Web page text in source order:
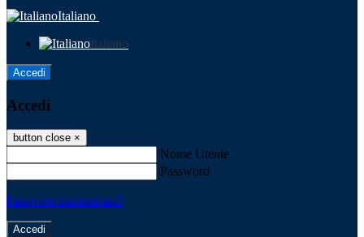
Italiano
Italiano
Accedi
Accedi
button close ×
Nome Utente
Password
Password dimenticata?